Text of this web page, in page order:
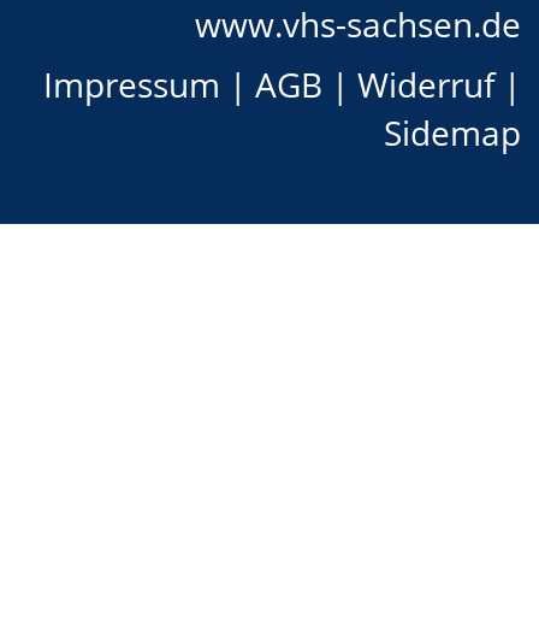
www.vhs-sachsen.de
Impressum | AGB | Widerruf|
Sidemap